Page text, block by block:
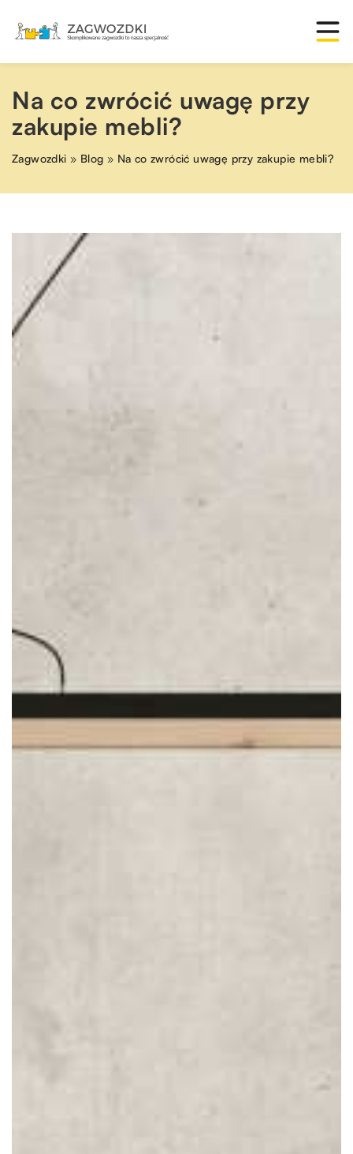
Na co zwrócić uwagę przy
zakupie mebli?
Zagwozdki » Blog » Na co zwrócić uwagę przy zakupie mebli?